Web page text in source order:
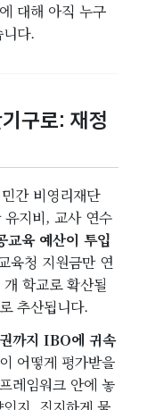
대해 아직 누구
다.
구로: 재정
간 비영리재단
지비, 교사 연수
교육 예산이 투입
육청 지원금만 연
학교로 확산될
추산됩니다.
까지 IBO에 귀속
어떻게 평가받을
레임워크 안에 놓